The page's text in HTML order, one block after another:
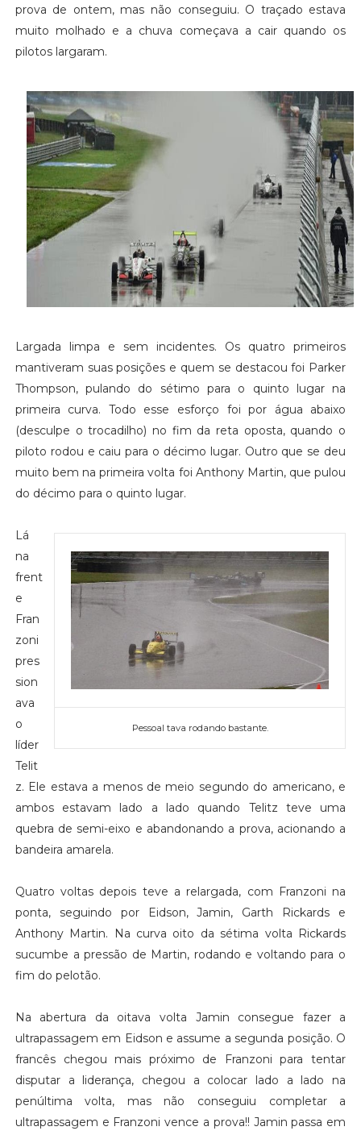
prova de ontem, mas não conseguiu. O traçado estava
muito molhado e a chuva começava a cair quando os
pilotos largaram.
Largada limpa e sem incidentes. Os quatro primeiros
mantiveram suas posições e quem se destacou foi Parker
Thompson, pulando do sétimo para o quinto lugar na
primeira curva. Todo esse esforço foi por água abaixo
(desculpe o trocadilho) no fim da reta oposta, quando o
piloto rodou e caiu para o décimo lugar. Outro que se deu
muito bem na primeira volta foi Anthony Martin, que pulou
do décimo para o quinto lugar.
Pessoal tava rodando bastante.
Lá
na
frent
e
Fran
zoni
pres
sion
ava
o
líder
Telit
z. Ele estava a menos de meio segundo do americano, e
ambos estavam lado a lado quando Telitz teve uma
quebra de semi-eixo e abandonando a prova, acionando a
bandeira amarela.
Quatro voltas depois teve a relargada, com Franzoni na
ponta, seguindo por Eidson, Jamin, Garth Rickards e
Anthony Martin. Na curva oito da sétima volta Rickards
sucumbe a pressão de Martin, rodando e voltando para o
fim do pelotão.
Na abertura da oitava volta Jamin consegue fazer a
ultrapassagem em Eidson e assume a segunda posição. O
francês chegou mais próximo de Franzoni para tentar
disputar a liderança, chegou a colocar lado a lado na
penúltima volta, mas não conseguiu completar a
ultrapassagem e Franzoni vence a prova!! Jamin passa em